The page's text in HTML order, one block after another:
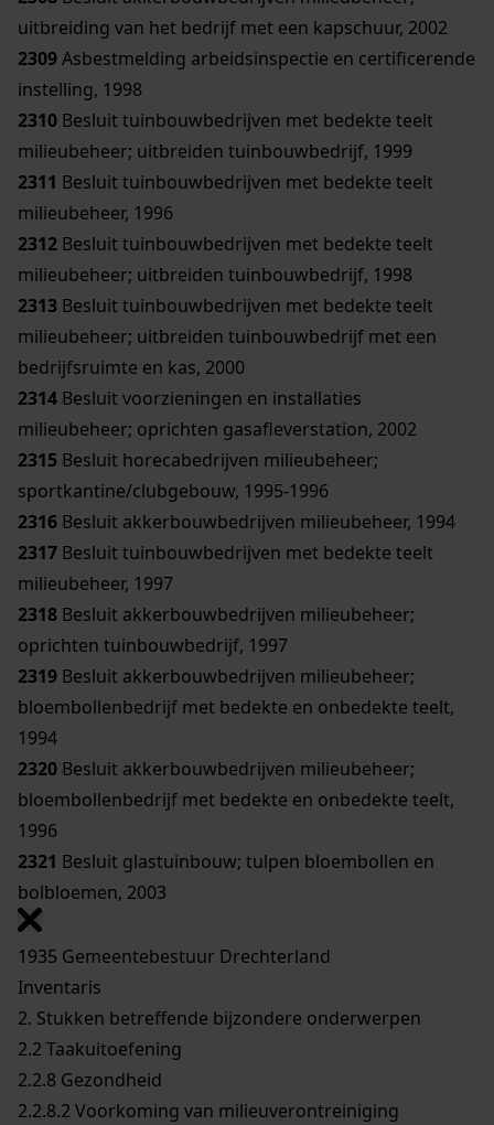
uitbreiding van het bedrijf met een kapschuur, 2002
2309Asbestmelding arbeidsinspectie en certificerende
instelling, 1998
2310 Besluit tuinbouwbedrijven met bedekte teelt
milieubeheer; uitbreiden tuinbouwbedrijf, 1999
2311 Besluit tuinbouwbedrijven met bedekte teelt
milieubeheer, 1996
2312 Besluit tuinbouwbedrijven met bedekte teelt
milieubeheer; uitbreiden tuinbouwbedrijf, 1998
2313 Besluit tuinbouwbedrijven met bedekte teelt
milieubeheer; uitbreiden tuinbouwbedrijf met een
bedrijfsruimte en kas, 2000
2314 Besluit voorzieningen en installaties
milieubeheer; oprichten gasafleverstation, 2002
2315 Besluit horecabedrijven milieubeheer;
sportkantine/clubgebouw, 1995-1996
2316 Besluit akkerbouwbedrijven milieubeheer, 1994
2317 Besluit tuinbouwbedrijven met bedekte teelt
milieubeheer, 1997
2318 Besluit akkerbouwbedrijven milieubeheer;
oprichten tuinbouwbedrijf, 1997
2319 Besluit akkerbouwbedrijven milieubeheer;
bloembollenbedrijf met bedekte en onbedekte teelt,
1994
2320 Besluit akkerbouwbedrijven milieubeheer;
bloembollenbedrijf met bedekte en onbedekte teelt,
1996
2321 Besluit glastuinbouw; tulpen bloembollen en
bolbloemen, 2003
1935 Gemeentebestuur Drechterland
Inventaris
2. Stukken betreffende bijzondere onderwerpen
2.2 Taakuitoefening
2.2.8 Gezondheid
2.2.8.2 Voorkoming van milieuverontreiniging